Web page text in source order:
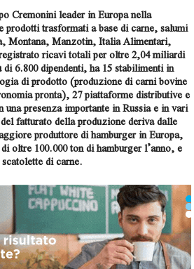
Cremonini leader in Europa nella
trasformati a base di carne, salumi
Montana, Manzotin, Italia Alimentari,
ricavi totali per oltre 2,04 miliardi
6.800 dipendenti, ha 15 stabilimenti in
di prodotto (produzione di carni bovine
pronta), 27 piattaforme distributive e
presenza importante in Russia e in vari
fatturato della produzione deriva dalle
produttore di hamburger in Europa,
oltre 100.000 ton di hamburger l’anno, e
di carne.